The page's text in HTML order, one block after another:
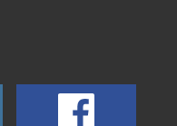
最新記
旅